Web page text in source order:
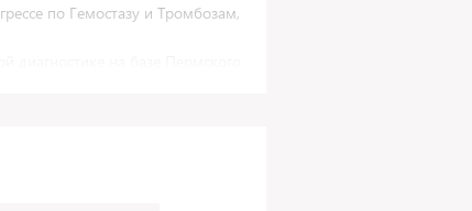
по Гемостазу и Тромбозам,